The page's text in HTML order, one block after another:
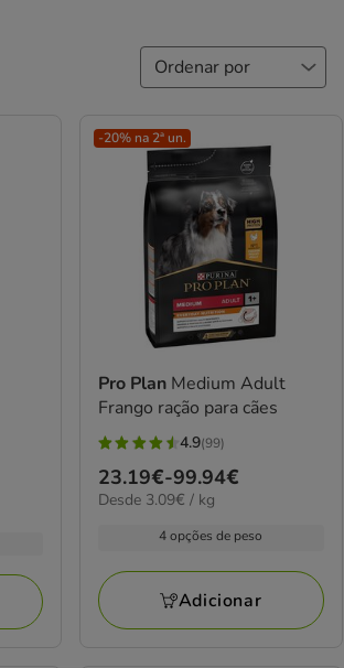
-20% na 2ª un.
Pro Plan Medium Adult
Frango ração para cães
4.9
estrelas
com
4.9(99)
Preço
de
99.94€
23.19€-99.94€
3.09€
Desde 3.09€ / kg
4 opções de peso
Adicionar